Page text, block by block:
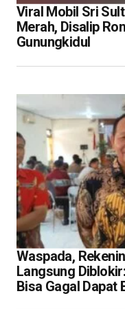
Viral Mobil Sri
Merah, Disalip
Gunungkidul
Waspada,
Langsung
Bisa Gagal Dapat